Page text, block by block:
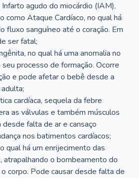
agudo do miocárdio (IAM),
como Ataque Cardíaco, no qual há
fluxo sanguíneo até o coração. Em
ser fatal;
no qual há uma anomalia no
processo de formação. Ocorre
e pode afetar o bebê desde a
cardíaca, sequela da febre
as válvulas e também músculos
desde falta de ar e cansaço
nos batimentos cardíacos;
qual há um enrijecimento das
atrapalhando o bombeamento do
corpo. Pode causar desde falta de